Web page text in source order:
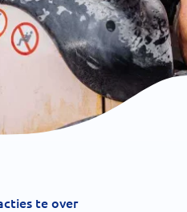
te over